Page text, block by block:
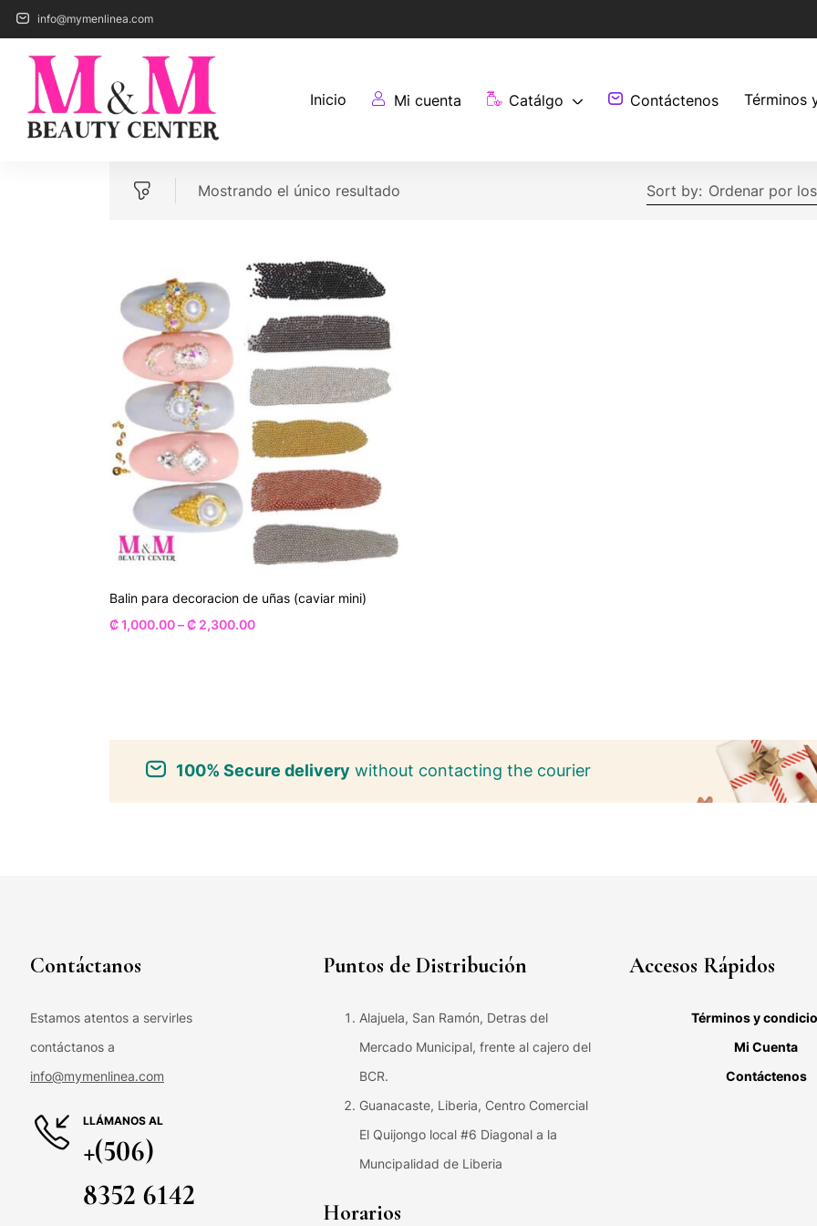
info@mymenlinea.com
Inicio Mi cuenta Catálgo Contáctenos Términos
Mostrando el único resultado Sort by: Ordenar por
Balin para decoracion de uñas (caviar mini)
₡1,000.00–₡ 2,300.00
100% Secure delivery without contacting the courier
Contáctanos
Estamos atentos a servirles
contáctanos a
info@mymenlinea.com
LLÁMANOS AL
+(506)
8352 6142
Puntos de Distribución
Alajuela, San Ramón, Detras del
Mercado Municipal, frente al cajero del
BCR.
Guanacaste, Liberia, Centro Comercial
El Quijongo local #6 Diagonal a la
Muncipalidad de Liberia
Horarios
Accesos Rápidos
Términos y
Mi Cuenta
Contáctenos